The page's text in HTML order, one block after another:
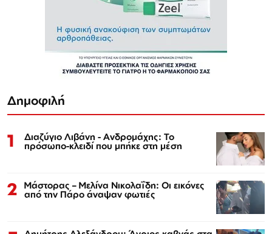
Δημοφιλή
1 Διαζύγιο Λιβάνη - Ανδρομάχης: Το
πρόσωπο-κλειδί που μπήκε στη μέση
2 Μάστορας – Μελίνα Νικολαΐδη: Οι εικόνες
από την Πάρο άναψαν φωτιές